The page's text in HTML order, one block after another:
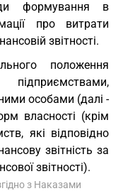
формування в
про витрати
звітності.
положення
особами (далі -
власності (крім
які відповідно
звітність за
звітності).
з Наказами